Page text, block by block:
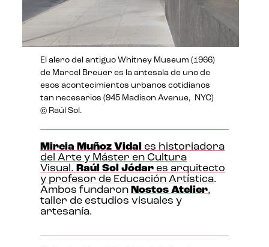
El alero del antiguo Whitney Museum (1966)
de Marcel Breuer es la antesala de uno de
esos acontecimientos urbanos cotidianos
tan necesarios (945 Madison Avenue, NYC)
© Raúl Sol.
Mireia Muñoz Vidal es historiadora
del Arte y Máster en Cultura
Visual.Raúl Sol Jódar es arquitecto
y profesor de Educación Artística.
Ambos fundaronNostos Atelier,
taller de estudios visuales y
artesanía.